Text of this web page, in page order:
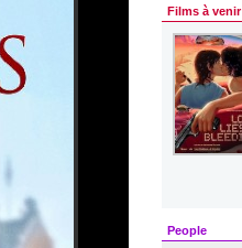
Films à venir
People